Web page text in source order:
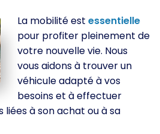
La mobilité estessentielle
pour profiter pleinement de
votre nouvelle vie. Nous
vous aidons à trouver un
véhicule adapté à vos
besoins et à effectuer
à son achat ou à sa